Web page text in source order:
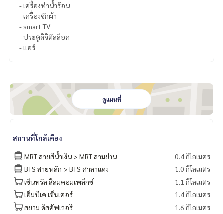
- เครื่องทำน้ำร้อน
- เครื่องซักผ้า
- smart TV
- ประตูดิจิตัลล็อค
- แอร์
ดูแผนที่
สถานที่ใกล้เคียง
MRT สายสีน้ำเงิน > MRT สามย่าน
0.4 กิโลเมตร
BTS สายหลัก > BTS ศาลาแดง
1.0 กิโลเมตร
เซ็นทรัล สีลมคอมเพล็กซ์
1.1 กิโลเมตร
เอ็มบีเค เซ็นเตอร์
1.4 กิโลเมตร
สยาม ดิสคัฟเวอรี
1.6 กิโลเมตร